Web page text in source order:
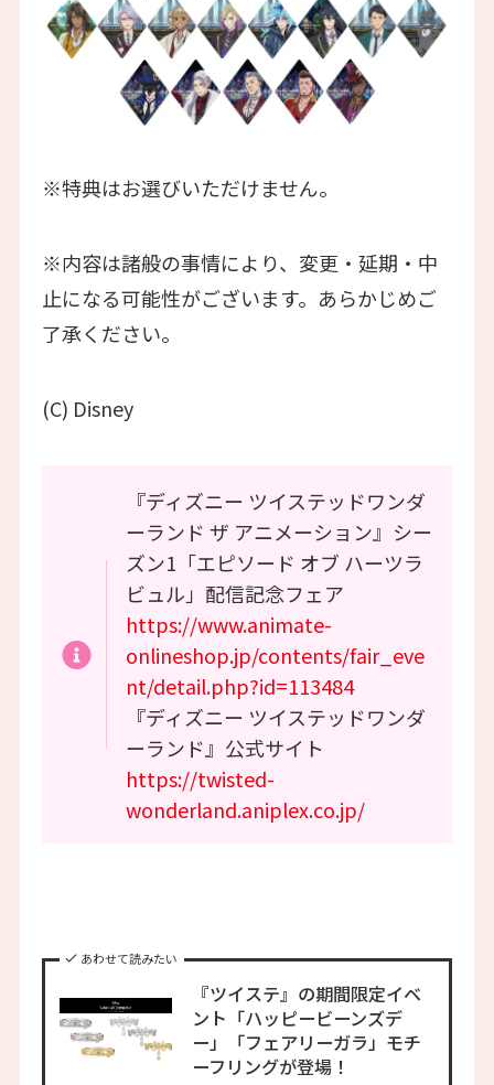
※特典はお選びいただけません。
※内容は諸般の事情により、変更・延期・中
止になる可能性がございます。あらかじめご
了承ください。
(C) Disney
『ディズニー ツイステッドワンダ
ーランド ザ アニメーション』シー
ズン1「エピソード オブ ハーツラ
ビュル」配信記念フェア
https://www.animate-
onlineshop.jp/contents/fair_eve
nt/detail.php?id=113484
『ディズニー ツイステッドワンダ
ーランド』公式サイト
https://twisted-
wonderland.aniplex.co.jp/
あわせて読みたい
『ツイステ』の期間限定イベ
ント「ハッピービーンズデ
ー」「フェアリーガラ」モチ
ーフリングが登場！